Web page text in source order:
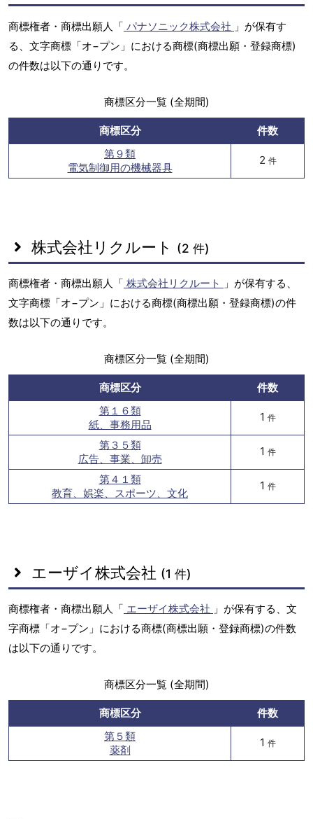
商標権者・商標出願人「 パナソニック株式会社 」が保有す
る、文字商標「オ−プン」における商標(商標出願・登録商標)
の件数は以下の通りです。
商標区分一覧 (全期間)
商標区分
件数
第９類
電気制御用の機械器具
2 件
株式会社リクルート (2 件)
商標権者・商標出願人「 株式会社リクルート
」が保有する、
文字商標「オ−プン」における商標(商標出願・登録商標)の件
数は以下の通りです。
商標区分一覧 (全期間)
商標区分
件数
第１６類
紙、事務用品
1 件
第３５類
広告、事業、卸売
1 件
第４１類
教育、娯楽、スポーツ、文化
1 件
エーザイ株式会社 (1 件)
商標権者・商標出願人「 エーザイ株式会社 」が保有する、文
字商標「オ−プン」における商標(商標出願・登録商標)の件数
は以下の通りです。
商標区分一覧 (全期間)
商標区分
件数
第５類
薬剤
1 件